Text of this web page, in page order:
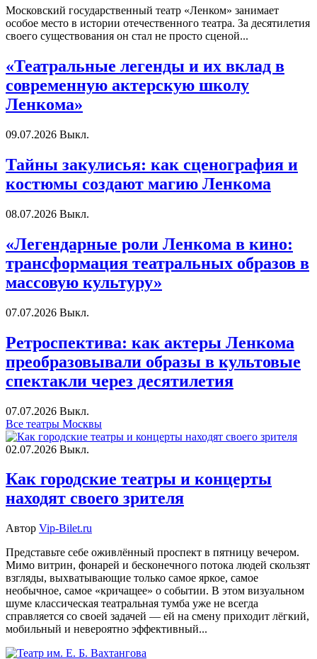
Московский государственный театр «Ленком» занимает
особое место в истории отечественного театра. За десятилетия
своего существования он стал не просто сценой...
«Театральные легенды и их вклад в
современную актерскую школу
Ленкома»
09.07.2026 Выкл.
Тайны закулисья: как сценография и
костюмы создают магию Ленкома
08.07.2026 Выкл.
«Легендарные роли Ленкома в кино:
трансформация театральных образов в
массовую культуру»
07.07.2026 Выкл.
Ретроспектива: как актеры Ленкома
преобразовывали образы в культовые
спектакли через десятилетия
07.07.2026 Выкл.
Все театры Москвы
02.07.2026 Выкл.
Как городские театры и концерты
находят своего зрителя
Автор Vip-Bilet.ru
Представьте себе оживлённый проспект в пятницу вечером.
Мимо витрин, фонарей и бесконечного потока людей скользят
взгляды, выхватывающие только самое яркое, самое
необычное, самое «кричащее» о событии. В этом визуальном
шуме классическая театральная тумба уже не всегда
справляется со своей задачей — ей на смену приходит лёгкий,
мобильный и невероятно эффективный...